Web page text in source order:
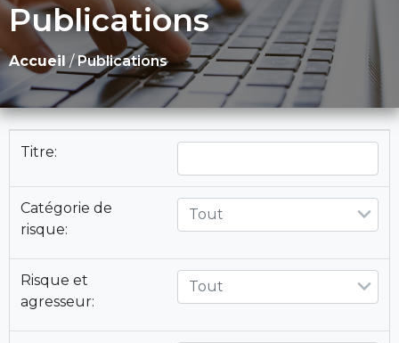
Publications
Accueil /Publications
Titre:
Catégorie de
risque:
Tout
Risque et
agresseur:
Tout